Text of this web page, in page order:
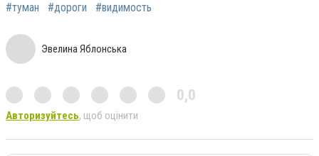
#туман #дороги #видимость
Эвелина Яблонська
0,0
Авторизуйтесь, щоб оцінити